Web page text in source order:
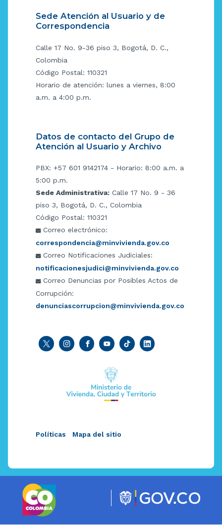
Sede Atención al Usuario y de
Correspondencia
Calle 17 No. 9-36 piso 3, Bogotá, D. C.,
Colombia
Código Postal: 110321
Horario de atención: lunes a viernes, 8:00
a.m. a 4:00 p.m.
Datos de contacto del Grupo de
Atención al Usuario y Archivo
PBX: +57 601 9142174 - Horario: 8:00 a.m. a
5:00 p.m.
Sede Administrativa: Calle 17 No. 9 - 36
piso 3, Bogotá, D. C., Colombia
Código Postal: 110321
Correo electrónico:
correspondencia@minvivienda.gov.co
Correo Notificaciones Judiciales:
notificacionesjudici@minvivienda.gov.co
Correo Denuncias por Posibles Actos de
Corrupción:
denunciascorrupcion@minvivienda.gov.co
Políticas Mapa del sitio